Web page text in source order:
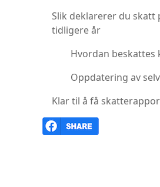
Slik deklarerer du
tidligere år
Hvordan beskattes
Oppdatering av
Klar til å få